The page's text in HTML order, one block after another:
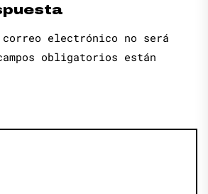
electrónico no será
obligatorios están